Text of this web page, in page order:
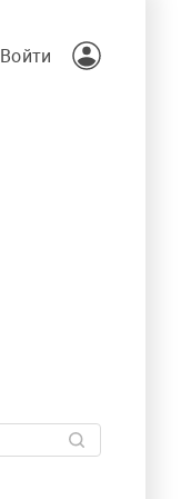
Войти